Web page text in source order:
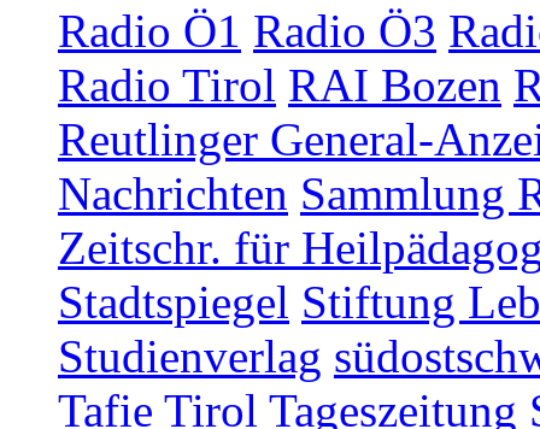
Radio Ö1 Radio Ö3
Radio Tirol RAI Bozen
Reutlinger General-
Nachrichten Sammlung
Zeitschr. für
Stadtspiegel Stiftung
Studienverlag
Tafie Tirol Tageszeitung